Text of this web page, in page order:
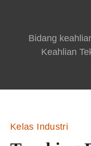
Bidang
Keahlian
Kelas Industri